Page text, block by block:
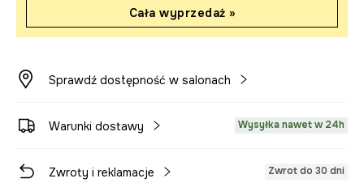
Cała wyprzedaż »
Sprawdź dostępność w salonach
Warunki dostawy Wysyłka nawet w 24h
Zwroty i reklamacje Zwrot do 30 dni